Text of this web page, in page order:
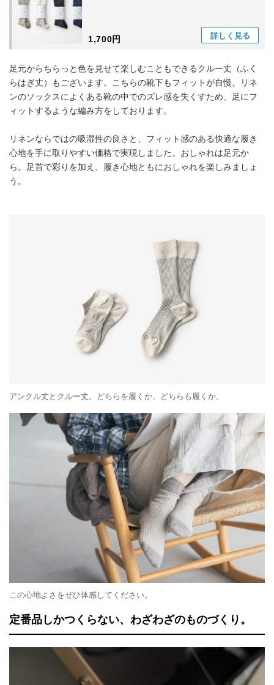
1,700円 詳しく 見る
足元からちらっと色を見せて楽しむこともできるクルー丈（ふく
らはぎ丈）もございます。こちらの靴下もフィットが自慢。リネ
ンのソックスによくある靴の中でのズレ感を失くすため、足にフ
ィットするような編み方をしております。
リネンならではの吸湿性の良さと、フィット感のある快適な履き
心地を手に取りやすい価格で実現しました。おしゃれは足元か
ら。足首で彩りを加え、履き心地ともにおしゃれを楽しみましょ
う。
アンクル丈とクルー丈。どちらを履くか、どちらも履くか。
この心地よさをぜひ体感してください。
定番品しかつくらない、わざわざのものづくり。